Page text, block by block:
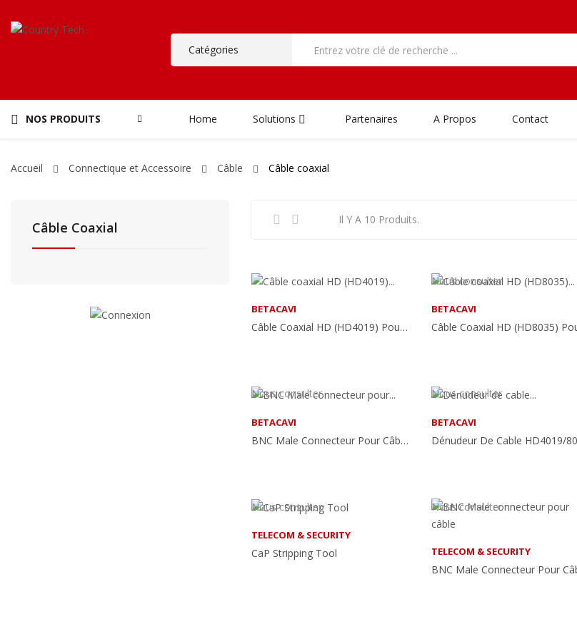
NOS PRODUITS Home Solutions Partenaires A Propos Contact
Accueil Connectique et Accessoire Câble Câble coaxial
Câble Coaxial Il Y A 10 Produits.
BETACAVI
Câble Coaxial HD (HD4019) Pour Vidéosurveillance
Nous consulter
BETACAVI
Nous consulter
BETACAVI
BNC Male Connecteur Pour Câble HD14055
Nous consulter
BETACAVI
Nous consulter
TELECOM & SECURITY
CaP Stripping Tool
Nous consulter
TELECOM & SECURITY
BNC Male Connecteur Pour